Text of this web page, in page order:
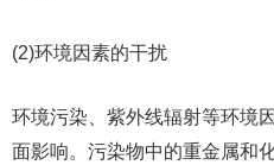
(2)环境因素的干扰
环境污染、紫外线辐射等环境
面影响。污染物中的重金属和